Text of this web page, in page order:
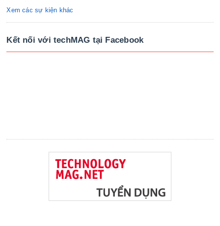
Xem các sự kiện khác
Kết nối với techMAG tại Facebook